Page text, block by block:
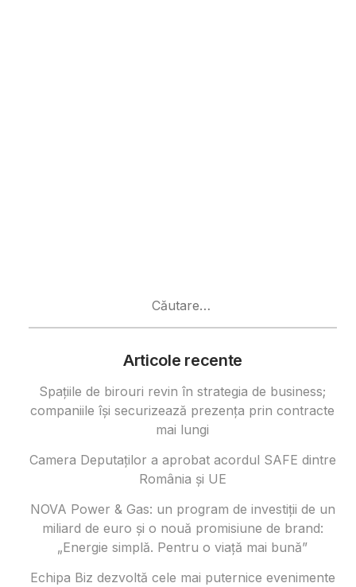
Articole recente
Spațiile de birouri revin în strategia de business;
companiile își securizează prezența prin contracte
mai lungi
Camera Deputaților a aprobat acordul SAFE dintre
România și UE
NOVA Power & Gas: un program de investiții de un
miliard de euro și o nouă promisiune de brand:
„Energie simplă. Pentru o viață mai bună”
Echipa Biz dezvoltă cele mai puternice evenimente